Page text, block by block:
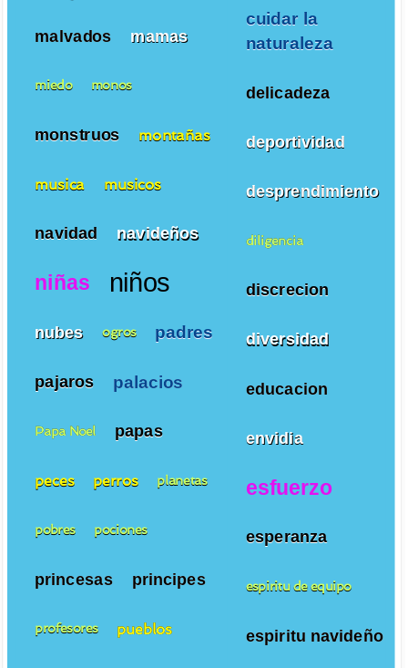
cuidar la
naturaleza
delicadeza
deportividad
desprendimiento
diligencia
discrecion
diversidad
educacion
envidia
esfuerzo
esperanza
espiritu de equipo
espiritu navideño
malvados mamas
miedo monos
monstruos montañas
musica musicos
navidad navideños
niñas niños
nubes ogros padres
pajaros palacios
Papa Noel papas
peces perros planetas
pobres pociones
princesas principes
profesores pueblos